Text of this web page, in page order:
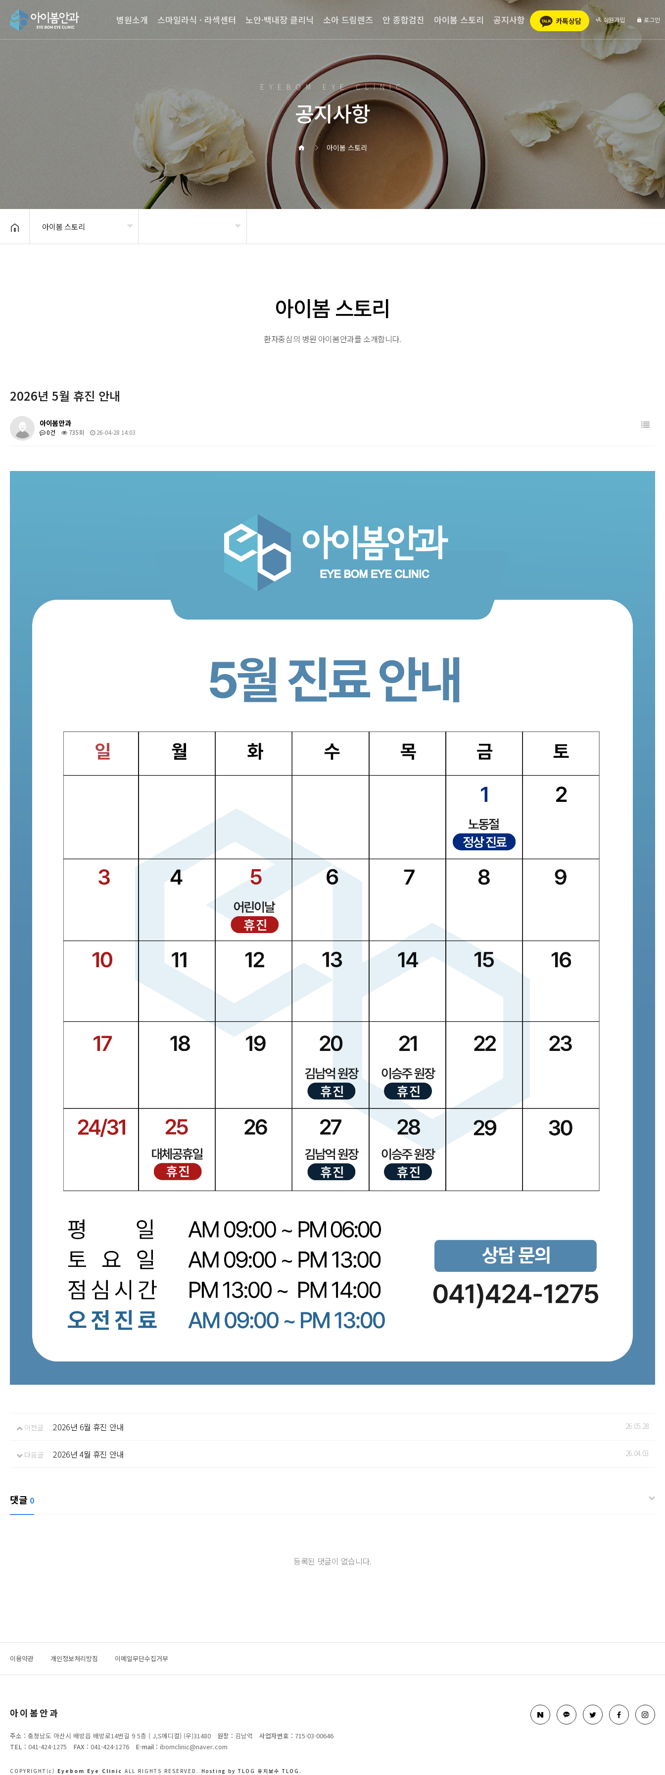
병원소개 스마일라식 · 라섹센터 노안·백내장 클리닉 소아 드림렌즈 안 종합검진 아이봄 스토리 공지사항 카톡상담 회원가입 로그인
EYEBOM EYE CLINIC
공지사항
아이봄 스토리
아이봄 스토리
아이봄 스토리
환자중심의 병원 아이봄안과를 소개합니다.
2026년 5월 휴진 안내
아이봄안과
0건 735회 26-04-28 14:03
이전글 2026년 6월 휴진 안내 26.05.28
다음글 2026년 4월 휴진 안내 26.04.03
댓글 0
등록된 댓글이 없습니다.
이용약관 개인정보처리방침 이메일무단수집거부
아이봄안과
주소 : 충청남도 아산시 배방읍 배방로14번길 9 5층 ( J,S메디컬) (우)31480 원장 : 김남억 사업자번호 : 715-03-00646
TEL : 041-424-1275 FAX : 041-424-1276 E-mail : ibomclinic@naver.com
COPYRIGHT(c) Eyebom Eye Clinic ALL RIGHTS RESERVED. Hosting by TLOG 유지보수 TLOG.